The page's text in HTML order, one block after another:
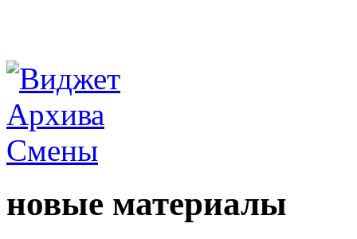
новые материалы